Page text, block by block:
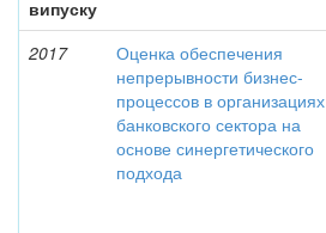
випуску
2017
Оценка обеспечения
непрерывности бизнес-
процессов в организациях
банковского сектора на
основе синергетического
подхода